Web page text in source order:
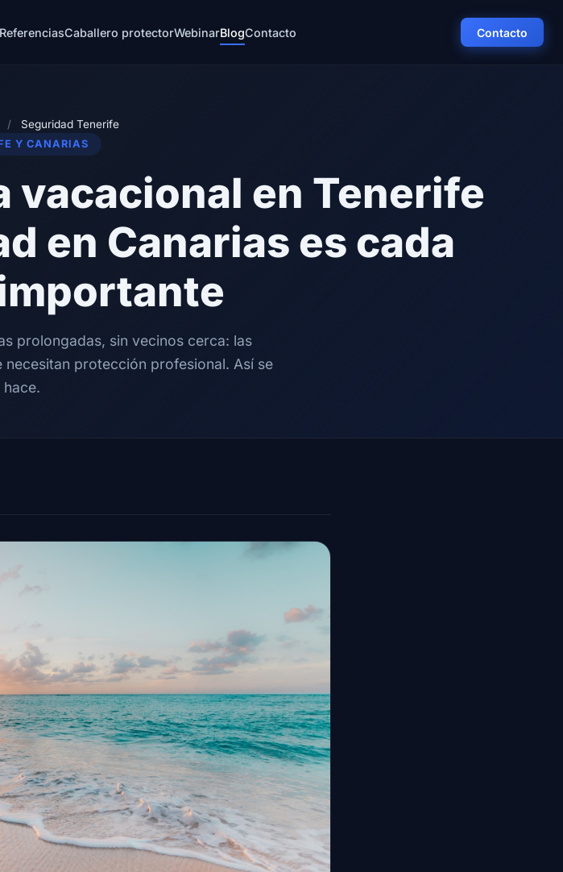
Caballero protectorWebinarBlogContacto Contacto
/ Seguridad Tenerife
Y CANARIAS
vacacional en Tenerife
en Canarias es cada
prolongadas, sin vecinos cerca: las
protección profesional. Así se
hace.